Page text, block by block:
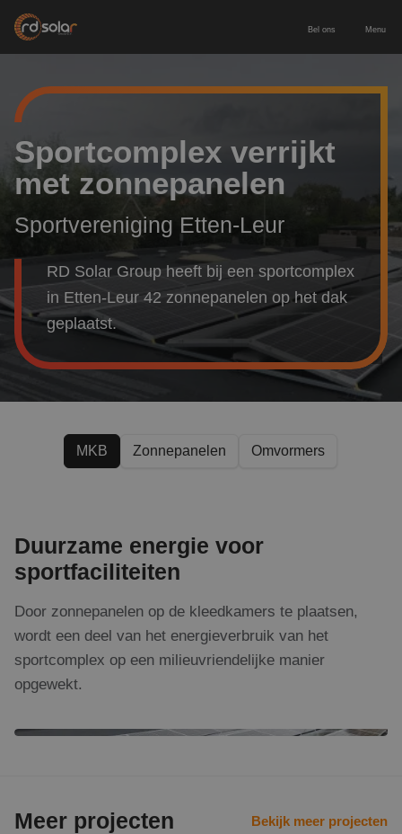
Bel ons Menu
Thuisbatterij
Europees geproduceerde batterij
Laadpaal inclusief installatie
Zonnepanelen zakelijk
Zonnepanelen particulier
Diensten
Service & onderhoud
Leveren & installeren
Voor wie
Zakelijk & MKB
Contact
Adviesgesprek aanvragen
Over ons
Referenties
Actueel
Sportcomplex verrijkt
met zonnepanelen
Sportvereniging Etten-Leur
RD Solar Group heeft bij een sportcomplex
in Etten-Leur 42 zonnepanelen op het dak
geplaatst.
MKB Zonnepanelen Omvormers
Duurzame energie voor
sportfaciliteiten
Door zonnepanelen op de kleedkamers te plaatsen,
wordt een deel van het energieverbruik van het
sportcomplex op een milieuvriendelijke manier
opgewekt.
Meer projecten Bekijk meer projecten